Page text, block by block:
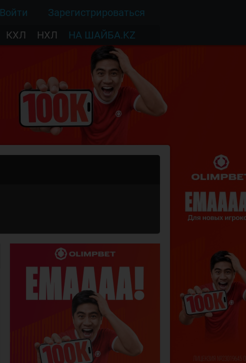
Войти
Зарегистрироваться
КХЛ НХЛ НА ШАЙБА.KZ